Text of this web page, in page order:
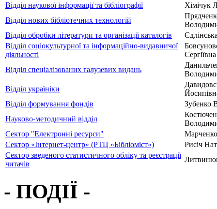
Відділ наукової інформації та бібліографії
Хімічук
Відділ нових бібліотечних технологій
Відділ обробки літератури та організації каталогів
Відділ соціокультурної та інформаційно-видавничої
діяльності
Сергіївна
Відділ спеціалізованих галузевих видань
Відділ україніки
Відділ формування фондів
Зубенко
Науково-методичний відділ
Сектор "Електронні ресурси"
Сектор «Інтернет-центр» (РТЦ «Бібліоміст»)
Рисіч
Сектор зведеного статистичного обліку та реєстрації
читачів
- ПОДІЇ -